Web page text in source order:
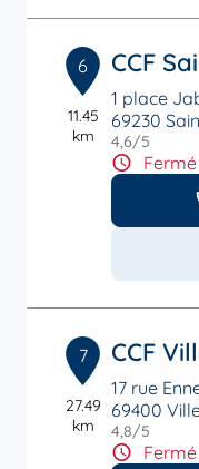
6
11.45
km
CCF
1 place
69230
4,6/5
7
27.49
km
CCF
17 rue
69400
4,8/5